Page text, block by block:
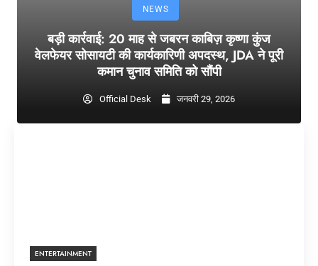
NEWS
बड़ी कार्रवाई: 20 माह से जबरन काबिज़ कृष्णा कुंज
वेलफेयर सोसायटी की कार्यकारिणी अपदस्थ, JDA ने पूरी
कमान चुनाव समिति को सौंपी
Official Desk जनवरी 29, 2026
ENTERTAINMENT